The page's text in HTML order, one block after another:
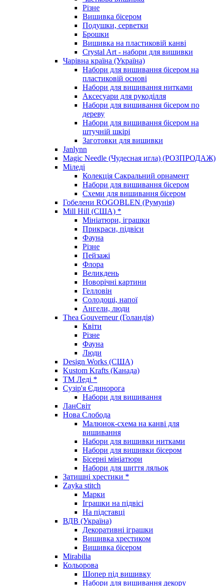
Різне
Вишивка бісером
Подушки, серветки
Брошки
Вишивка на пластиковій канві
Crystal Art - набори для вишивки
Чарівна країна (Україна)
Набори для вишивання бісером на
пластиковій основі
Набори для вишивання нитками
Аксесуари для рукоділля
Набори для вишивання бісером по
дереву
Набори для вишивання бісером на
штучній шкірі
Заготовки для вишивки
Janlynn
Magic Needle (Чудесная игла) (РОЗПРОДАЖ)
Міледі
Колекція Сакральний орнамент
Набори для вишивання бісером
Схеми для вишивання бісером
Гобелени ROGOBLEN (Румунія)
Mill Hill (США) *
Мініатюри, іграшки
Прикраси, підвіси
Фауна
Різне
Пейзажі
Флора
Великдень
Новорічні картини
Гелловін
Солодощі, напої
Ангели, люди
Thea Gouverneur (Голандія)
Квіти
Різне
Фауна
Люди
Design Works (США)
Kustom Krafts (Канада)
ТМ Леді *
Сузір'я Єдинорога
Набори для вишивання
ЛанСвіт
Нова Слобода
Малюнок-схема на канві для
вишивання
Набори для вишивки нитками
Набори для вишивки бісером
Бісерні мініатюри
Набори для шиття ляльок
Затишні хрестики *
Zayka stitch
Марки
Іграшки на підвісі
На підставці
ВДВ (Україна)
Декоративні іграшки
Вишивка хрестиком
Вишивка бісером
Mirabilia
Кольорова
Шопер під вишивку
Набори для вишивання декору